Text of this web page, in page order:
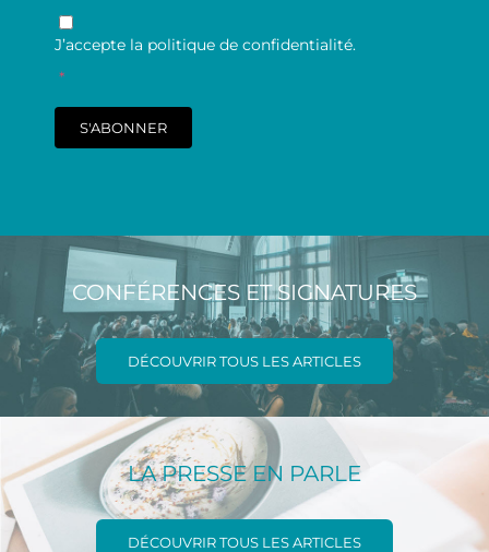
RGPD
J’accepte la politique de confidentialité.
*
S'ABONNER
CONFÉRENCES ET SIGNATURES
DÉCOUVRIR TOUS LES ARTICLES
LA PRESSE EN PARLE
DÉCOUVRIR TOUS LES ARTICLES